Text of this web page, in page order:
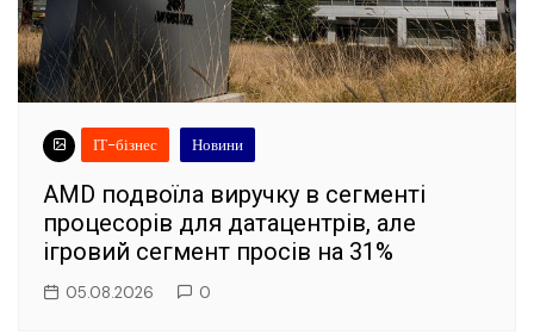
ІТ-бізнес Новини
AMD подвоїла виручку в сегменті
процесорів для датацентрів, але
ігровий сегмент просів на 31%
05.08.2026 0